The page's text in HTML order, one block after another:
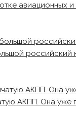
авиационных
российский
АКПП. Она уже